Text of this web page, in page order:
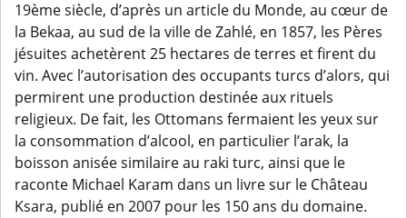
19ème siècle, d’après un article du Monde, au cœur de
la Bekaa, au sud de la ville de Zahlé, en 1857, les Pères
jésuites achetèrent 25 hectares de terres et firent du
vin. Avec l’autorisation des occupants turcs d’alors, qui
permirent une production destinée aux rituels
religieux. De fait, les Ottomans fermaient les yeux sur
la consommation d’alcool, en particulier l’arak, la
boisson anisée similaire au raki turc, ainsi que le
raconte Michael Karam dans un livre sur le Château
Ksara, publié en 2007 pour les 150 ans du domaine.